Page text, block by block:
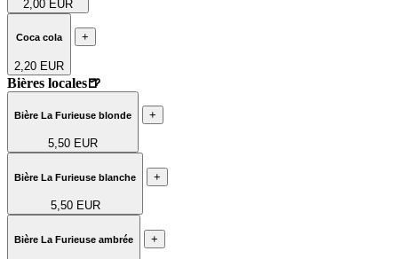
2,00 EUR
Coca cola
2,20 EUR
+
Bières locales🍺
Bière La Furieuse blonde
5,50 EUR
+
Bière La Furieuse blanche
5,50 EUR
+
Bière La Furieuse ambrée +